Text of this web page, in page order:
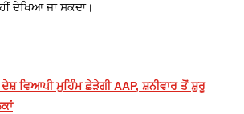
ਦੇਖਿਆ ਜਾ ਸਕਦਾ।
ਵਿਆਪੀ ਮੁਹਿੰਮ ਛੇੜੇਗੀ AAP, ਸ਼ਨੀਵਾਰ ਤੋਂ ਸ਼ੁਰੂ